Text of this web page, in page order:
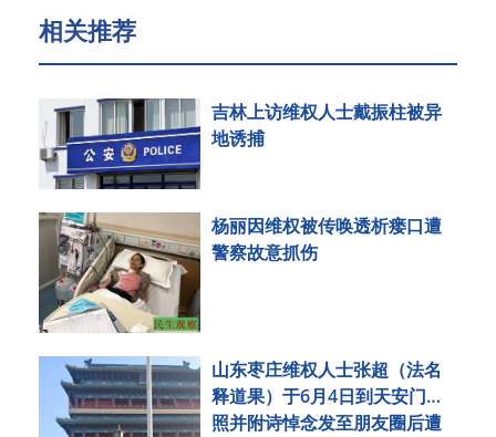
相关推荐
吉林上访维权人士戴振柱被异
地诱捕
杨丽因维权被传唤透析瘘口遭
警察故意抓伤
山东枣庄维权人士张超（法名
释道果）于6月4日到天安门拍
照并附诗悼念发至朋友圈后遭